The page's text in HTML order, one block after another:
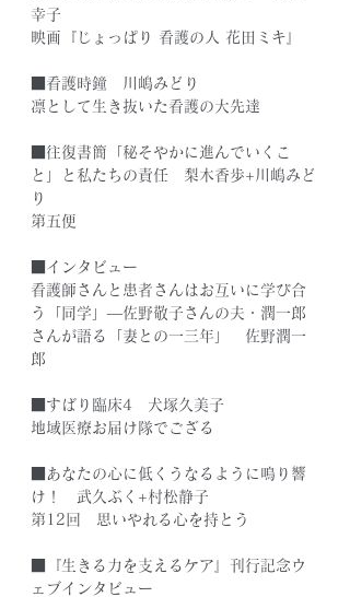
幸子
映画『じょっぱり 看護の人 花田ミキ』
■看護時鐘　川嶋みどり
凛として生き抜いた看護の大先達
■往復書簡「秘そやかに進んでいくこ
と」と私たちの責任　梨木香歩+川嶋みど
り
第五便
■インタビュー
看護師さんと患者さんはお互いに学び合
う「同学」―佐野敬子さんの夫・潤一郎
さんが語る「妻との一三年」　佐野潤一
郎
■すばり臨床4　犬塚久美子
地域医療お届け隊でござる
■あなたの心に低くうなるように鳴り響
け！　武久ぶく+村松静子
第12回　思いやれる心を持とう
■『生きる力を支えるケア』刊行記念ウ
ェブインタビュー